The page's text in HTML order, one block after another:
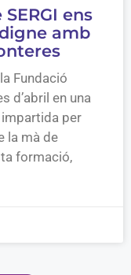
ens
amb
Fundació
d’abril en una
per
la mà de
formació,